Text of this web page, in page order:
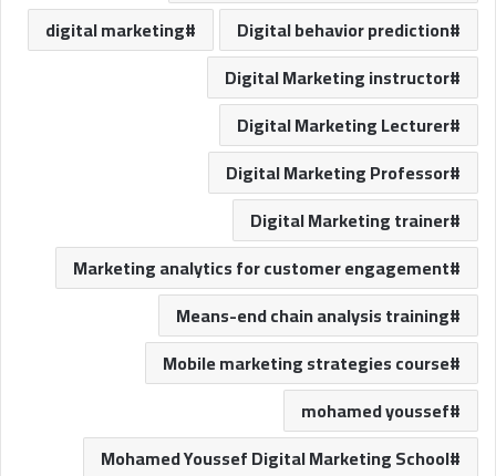
Digital behavior prediction
digital marketing
Digital Marketing instructor
Digital Marketing Lecturer
Digital Marketing Professor
Digital Marketing trainer
Marketing analytics for customer engagement
Means-end chain analysis training
Mobile marketing strategies course
mohamed youssef
Mohamed Youssef Digital Marketing School